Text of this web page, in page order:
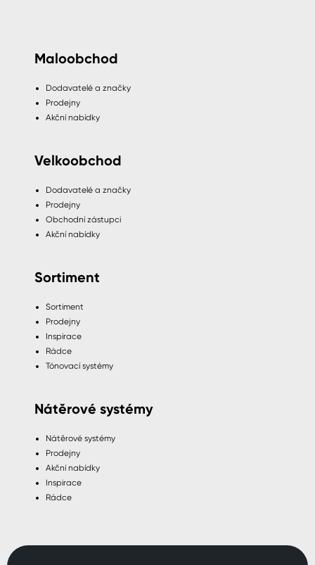
Maloobchod
Dodavatelé a značky
Prodejny
Akční nabídky
Velkoobchod
Dodavatelé a značky
Prodejny
Obchodní zástupci
Akční nabídky
Sortiment
Sortiment
Prodejny
Inspirace
Rádce
Tónovací systémy
Nátěrové systémy
Nátěrové systémy
Prodejny
Akční nabídky
Inspirace
Rádce